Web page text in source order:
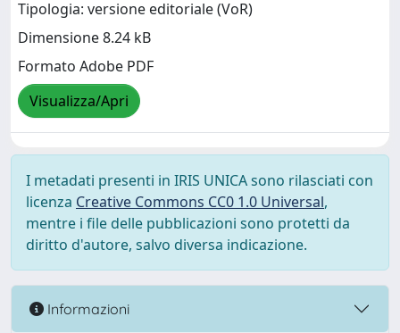
Tipologia: versione editoriale (VoR)
Dimensione 8.24 kB
Formato Adobe PDF
Visualizza/Apri
I metadati presenti in IRIS UNICA sono rilasciati con
licenza Creative Commons CC0 1.0 Universal,
mentre i file delle pubblicazioni sono protetti da
diritto d'autore, salvo diversa indicazione.
Informazioni